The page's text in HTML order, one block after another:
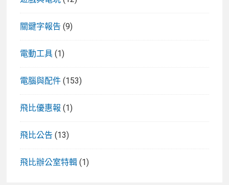
關鍵字報告 (9)
電動工具 (1)
電腦與配件 (153)
飛比優惠報 (1)
飛比公告 (13)
飛比辦公室特輯 (1)